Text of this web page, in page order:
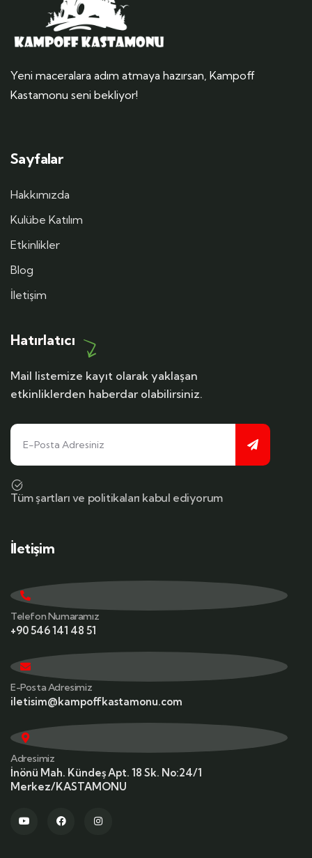
Yeni maceralara adım atmaya hazırsan, Kampoff
Kastamonu seni bekliyor!
Sayfalar
Hakkımızda
Kulübe Katılım
Etkinlikler
Blog
İletişim
Hatırlatıcı
Mail listemize kayıt olarak yaklaşan
etkinliklerden haberdar olabilirsiniz.
Tüm şartları ve politikaları kabul ediyorum
İletişim
Telefon Numaramız
+90 546 141 48 51
E-Posta Adresimiz
iletisim@kampoffkastamonu.com
Adresimiz
İnönü Mah. Kündeş Apt. 18 Sk. No:24/1
Merkez/KASTAMONU